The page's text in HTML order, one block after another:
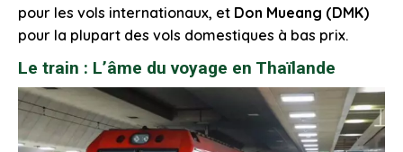
pour les vols internationaux, et Don Mueang (DMK)
pour la plupart des vols domestiques à bas prix.
Le train : L’âme du voyage en Thaïlande